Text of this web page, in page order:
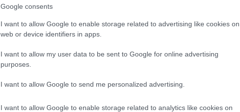
Google consents
I want to allow Google to enable storage related to advertising like cookies on
web or device identifiers in apps.
I want to allow my user data to be sent to Google for online advertising
purposes.
I want to allow Google to send me personalized advertising.
I want to allow Google to enable storage related to analytics like cookies on